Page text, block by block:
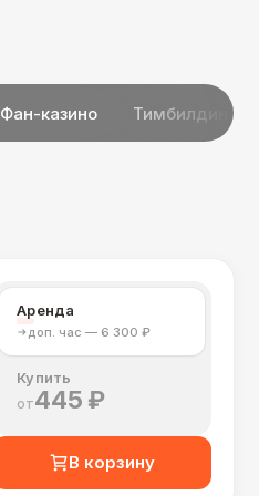
Фан-казино Тимбилдинг
Аренда
доп. час — 6 300 ₽
Купить
от445 ₽
В корзину